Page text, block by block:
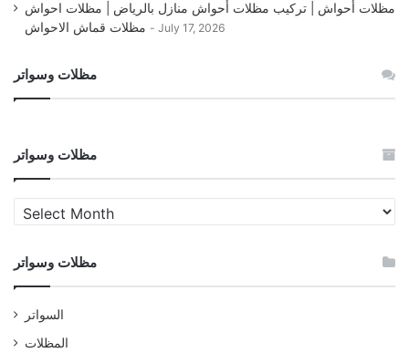
مظلات أحواش | تركيب مظلات أحواش منازل بالرياض | مظلات احواش
مظلات قماش الاحواش
July 17, 2026
مظلات وسواتر
مظلات وسواتر
مظلات
وسواتر
مظلات وسواتر
السواتر
المظلات